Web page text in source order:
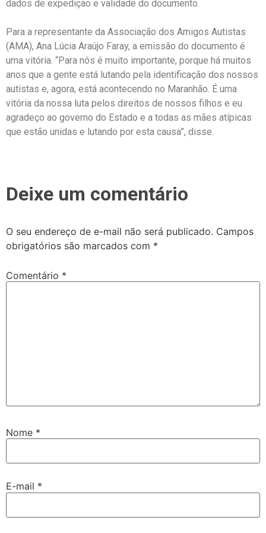
dados de expedição e validade do documento.
Para a representante da Associação dos Amigos Autistas
(AMA), Ana Lúcia Araújo Faray, a emissão do documento é
uma vitória. “Para nós é muito importante, porque há muitos
anos que a gente está lutando pela identificação dos nossos
autistas e, agora, está acontecendo no Maranhão. É uma
vitória da nossa luta pelos direitos de nossos filhos e eu
agradeço ao governo do Estado e a todas as mães atípicas
que estão unidas e lutando por esta causa”, disse.
Deixe um comentário
O seu endereço de e-mail não será publicado. Campos
obrigatórios são marcados com *
Comentário *
Nome *
E-mail *